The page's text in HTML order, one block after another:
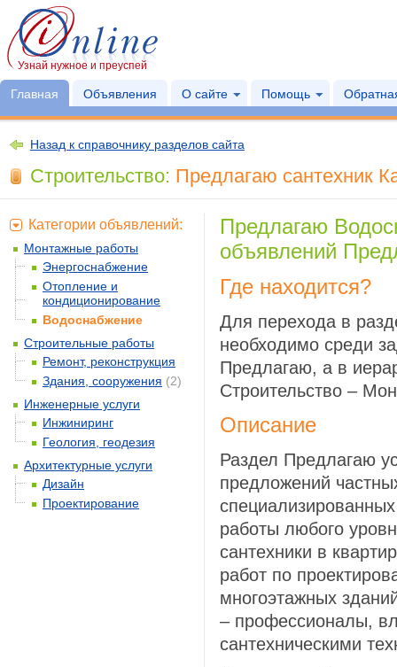
Узнай нужное и преуспей
Главная Объявления О сайте Помощь
Назад к справочнику разделов сайта
Строительство: Предлагаю сантехник
Предлагаю
объявлений
Где находится?
Для перехода в
необходимо среди
Предлагаю, а в
Строительство –
Описание
Раздел Предлагаю
предложений
работы любого
сантехники в
работ по
многоэтажных
– профессионалы,
сантехническими
Категории объявлений:
Монтажные работы
Энергоснабжение
Отопление и
кондиционирование
Водоснабжение
Строительные работы
Ремонт, реконструкция
Здания, сооружения (2)
Инженерные услуги
Инжиниринг
Геология, геодезия
Архитектурные услуги
Дизайн
Проектирование